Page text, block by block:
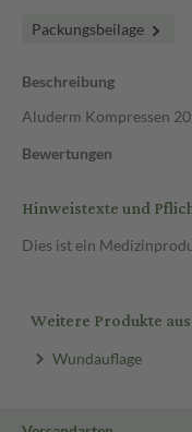
Packungsbeilage
Beschreibung
Aluderm Kompressen
Bewertungen
Hinweistexte und
Dies ist ein
Weitere Produkte
Wundauflage